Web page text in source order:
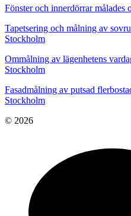
Fönster och innerdörrar målades
Tapetsering och målning av
Stockholm
Ommålning av lägenhetens
Stockholm
Fasadmålning av putsad
Stockholm
© 2026